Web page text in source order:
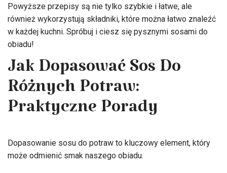
Powyższe przepisy są nie tylko szybkie i łatwe, ale
również wykorzystują składniki, które można łatwo znaleźć
w każdej kuchni. Spróbuj i ciesz się pysznymi sosami do
obiadu!
Jak Dopasować Sos Do
Różnych Potraw:
Praktyczne Porady
Dopasowanie sosu do potraw to kluczowy element, który
może odmienić smak naszego obiadu.